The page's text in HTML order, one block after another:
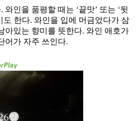
인을 품평할 때는 ‘끝맛’ 또는 ‘뒷
도 한다. 와인을 입에 머금었다가 삼
아있는 향미를 뜻한다. 와인 애호가
어가 자주 쓰인다.